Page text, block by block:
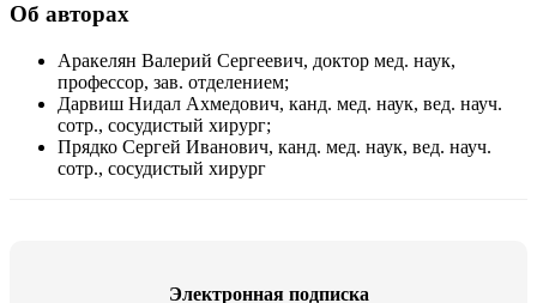
Об авторах
Аракелян Валерий Сергеевич, доктор мед. наук,
профессор, зав. отделением;
Дарвиш Нидал Ахмедович, канд. мед. наук, вед. науч.
сотр., сосудистый хирург;
Прядко Сергей Иванович, канд. мед. наук, вед. науч.
сотр., сосудистый хирург
Электронная подписка